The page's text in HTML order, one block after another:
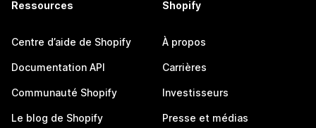
Ressources
Centre d’aide de Shopify
Documentation API
Communauté Shopify
Le blog de Shopify
Shopify
À propos
Carrières
Investisseurs
Presse et médias